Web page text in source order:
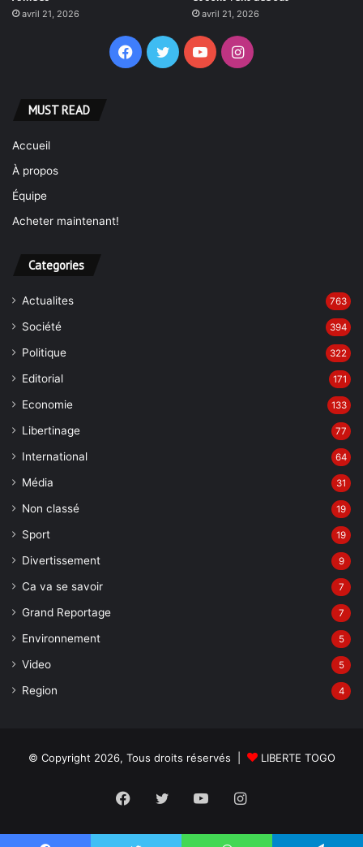
avril 21, 2026 avril 21, 2026
Facebook
TwitterYouTubeInstagram
MUST READ
Accueil
À propos
Équipe
Acheter maintenant!
Categories
Actualites 763
Société 394
Politique 322
Editorial 171
Economie 133
Libertinage 77
International 64
Média 31
Non classé 19
Sport 19
Divertissement 9
Ca va se savoir 7
Grand Reportage 7
Environnement 5
Video 5
Region 4
© Copyright 2026, Tous droits réservés | LIBERTE TOGO
Facebook
Twitter YouTubeInstagram